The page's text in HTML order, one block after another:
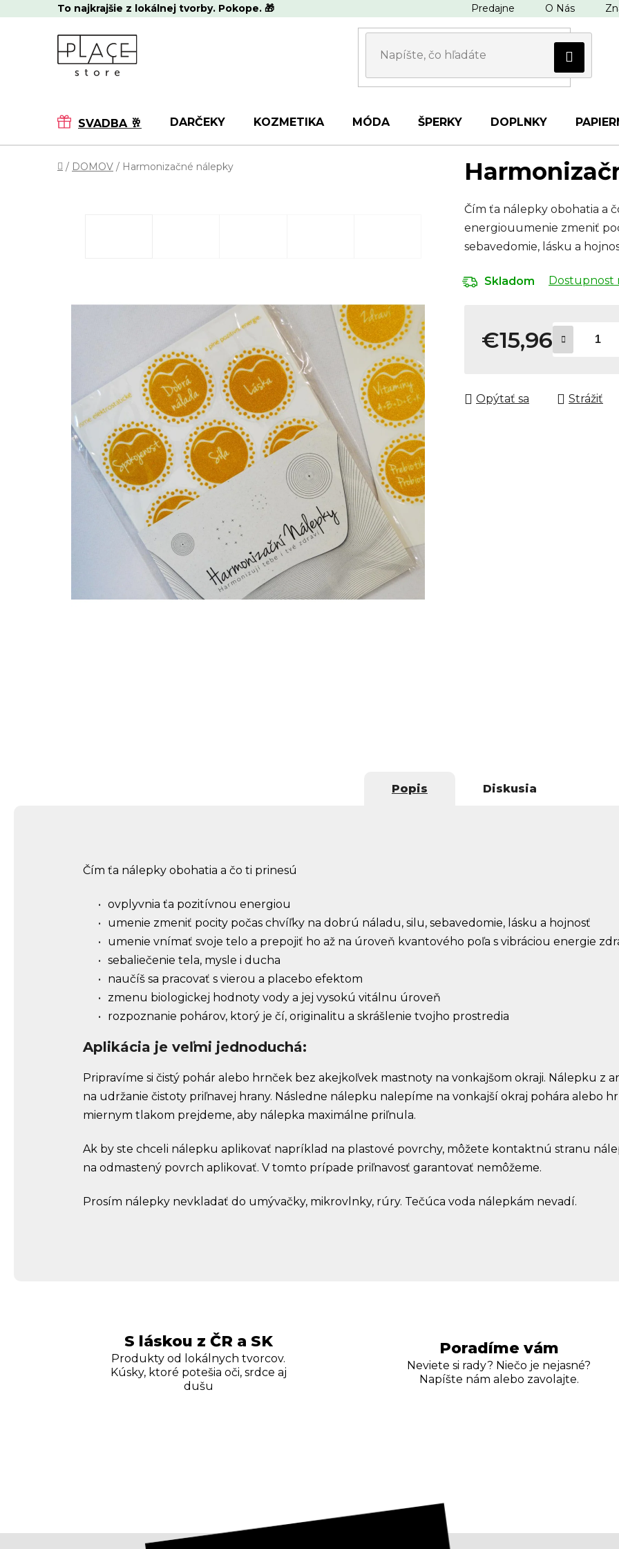
na
To najkrajšie z lokálnej tvorby. Pokope. 🎁 Predajne O Nás
SVADBA 🥂 DARČEKY KOZMETIKA MÓDA ŠPERKY DOPLNKY
Domov
/ DOMOV / Harmonizačné nálepky
Čím ťa nálepky obohatia a
energiouumenie zmeniť
sebavedomie, lásku a
Skladom Dostupnost
€15,96
Opýtať sa Strážiť
Popis Diskusia
Čím ťa nálepky obohatia a čo ti prinesú
ovplyvnia ťa pozitívnou energiou
umenie zmeniť pocity počas chvíľky na dobrú náladu, silu, sebavedomie, lásku a hojnosť
umenie vnímať svoje telo a prepojiť ho až na úroveň kvantového poľa s vibráciou energie
sebaliečenie tela, mysle i ducha
naučíš sa pracovať s vierou a placebo efektom
zmenu biologickej hodnoty vody a jej vysokú vitálnu úroveň
rozpoznanie pohárov, ktorý je čí, originalitu a skrášlenie tvojho prostredia
Aplikácia je veľmi jednoduchá:
Pripravíme si čistý pohár alebo hrnček bez akejkoľvek mastnoty na vonkajšom okraji. Nálepku z
na udržanie čistoty priľnavej hrany. Následne nálepku nalepíme na vonkajší okraj pohára alebo
miernym tlakom prejdeme, aby nálepka maximálne priľnula.
Ak by ste chceli nálepku aplikovať napríklad na plastové povrchy, môžete kontaktnú stranu
na odmastený povrch aplikovať. V tomto prípade priľnavosť garantovať nemôžeme.
Prosím nálepky nevkladať do umývačky, mikrovlnky, rúry. Tečúca voda nálepkám nevadí.
S láskou z ČR a SK
Produkty od lokálnych tvorcov.
Kúsky, ktoré potešia oči, srdce aj
dušu
Poradíme vám
Neviete si rady? Niečo je nejasné?
Napíšte nám alebo zavolajte.